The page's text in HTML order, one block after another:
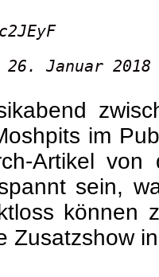
26. Januar 2018
im
Artikel
sein,
können
Zusatzshow